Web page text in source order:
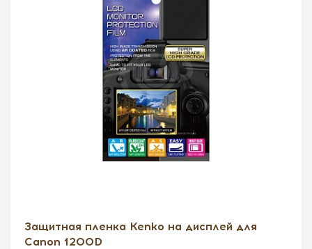
Защитная пленка Kenko на дисплей для
Canon 1200D